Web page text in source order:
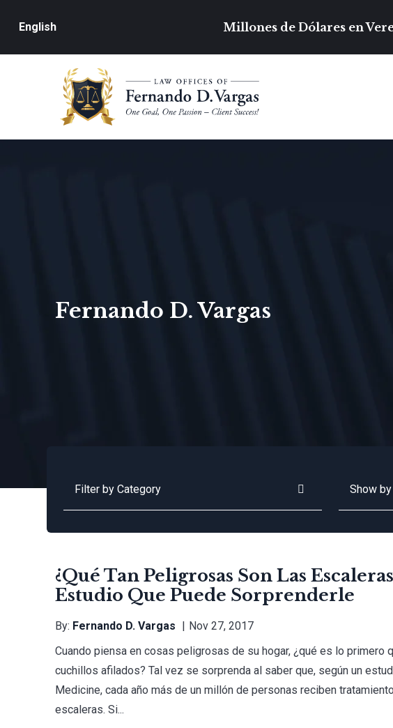
English Millones de Dólares en
Fernando D. Vargas
¿Qué Tan Peligrosas Son Las
Estudio Que Puede Sorprenderle
By: Fernando D. Vargas
Nov 27, 2017
Cuando piensa en cosas peligrosas de su hogar, ¿qué es lo primero
cuchillos afilados? Tal vez se sorprenda al saber que, según un
Medicine, cada año más de un millón de personas reciben
escaleras. Si...